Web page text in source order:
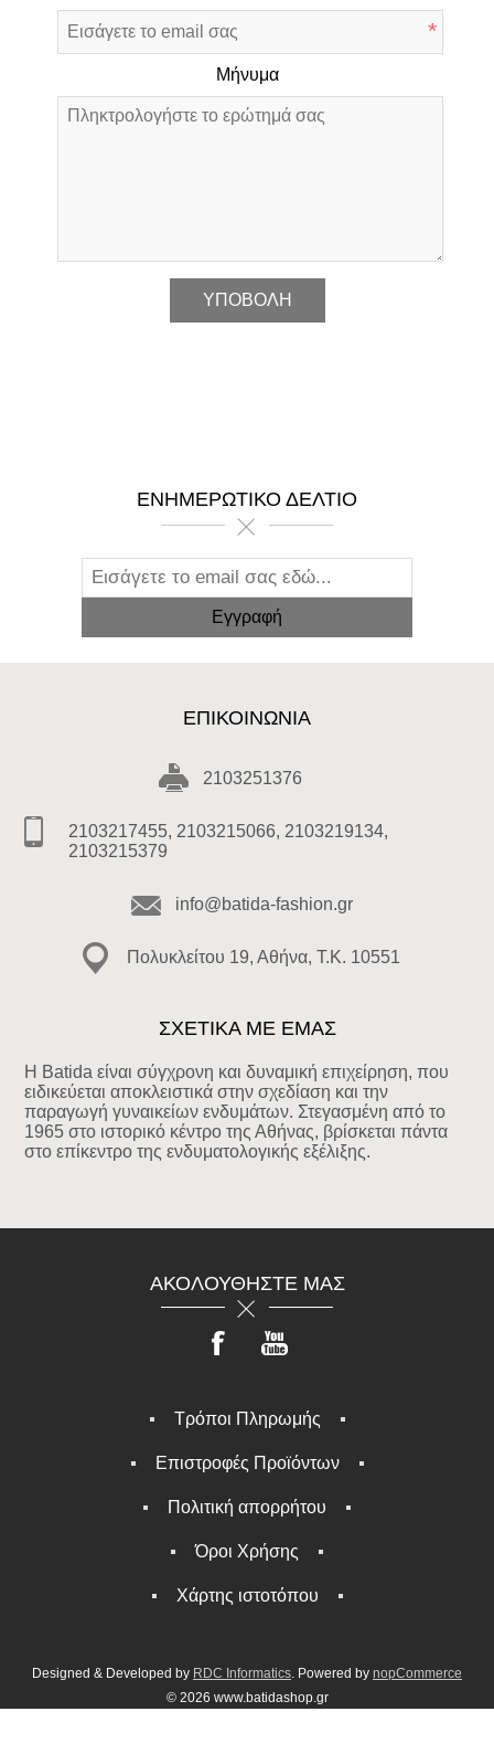
*
Μήνυμα
ΕΝΗΜΕΡΩΤΙΚΌ ΔΕΛΤΊΟ
ΕΠΙΚΟΙΝΩΝΊΑ
2103251376
2103217455, 2103215066, 2103219134,
2103215379
info@batida-fashion.gr
Πολυκλείτου 19, Αθήνα, T.K. 10551
ΣΧΕΤΙΚΑ ΜΕ ΕΜΑΣ
Η Batida είναι σύγχρονη και δυναμική επιχείρηση, που
ειδικεύεται αποκλειστικά στην σχεδίαση και την
παραγωγή γυναικείων ενδυμάτων. Στεγασμένη από το
1965 στο ιστορικό κέντρο της Αθήνας, βρίσκεται πάντα
στο επίκεντρο της ενδυματολογικής εξέλιξης.
ΑΚΟΛΟΥΘΉΣΤΕ ΜΑΣ
Τρόποι Πληρωμής
Επιστροφές Προϊόντων
Πολιτική απορρήτου
Όροι Χρήσης
Χάρτης ιστοτόπου
Designed & Developed by RDC Informatics. Powered by nopCommerce
© 2026 www.batidashop.gr